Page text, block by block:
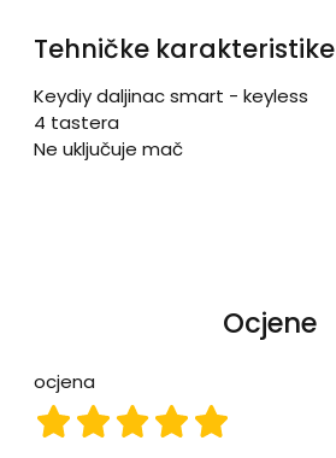
Tehničke karakteristike
Keydiy daljinac smart - keyless
4 tastera
Ne uključuje mač
Ocjene
ocjena
ocjena 5
ocjena 4
ocjena 3
ocjena 2
ocjena 1